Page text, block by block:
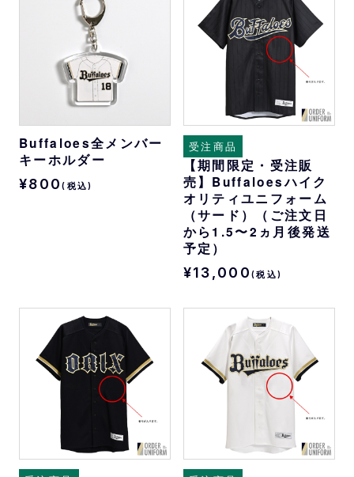
Buffaloes全メンバー
キーホルダー
¥800(税込)
受注商品
【期間限定・受注販
売】Buffaloesハイク
オリティユニフォーム
（サード）（ご注文日
から1.5〜2ヵ月後発送
予定）
¥13,000(税込)